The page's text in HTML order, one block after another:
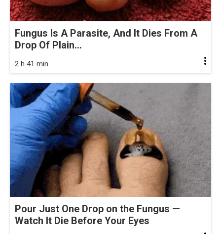
Fungus Is A Parasite, And It Dies From A
Drop Of Plain...
2 h 41 min
Pour Just One Drop on the Fungus —
Watch It Die Before Your Eyes